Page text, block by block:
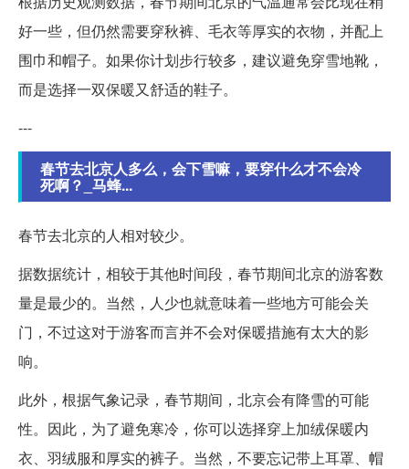
好一些，但仍然需要穿秋裤、毛衣等厚实的衣物，并配上
围巾和帽子。如果你计划步行较多，建议避免穿雪地靴，
而是选择一双保暖又舒适的鞋子。
---
春节去北京人多么，会下雪嘛，要穿什么才不会冷
死啊？_马蜂...
春节去北京的人相对较少。
据数据统计，相较于其他时间段，春节期间北京的游客数
量是最少的。当然，人少也就意味着一些地方可能会关
门，不过这对于游客而言并不会对保暖措施有太大的影
响。
此外，根据气象记录，春节期间，北京会有降雪的可能
性。因此，为了避免寒冷，你可以选择穿上加绒保暖内
衣、羽绒服和厚实的裤子。当然，不要忘记带上耳罩、帽